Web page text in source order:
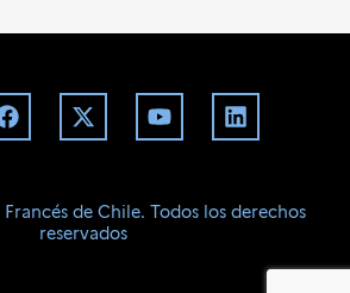
de Chile. Todos los derechos
reservados